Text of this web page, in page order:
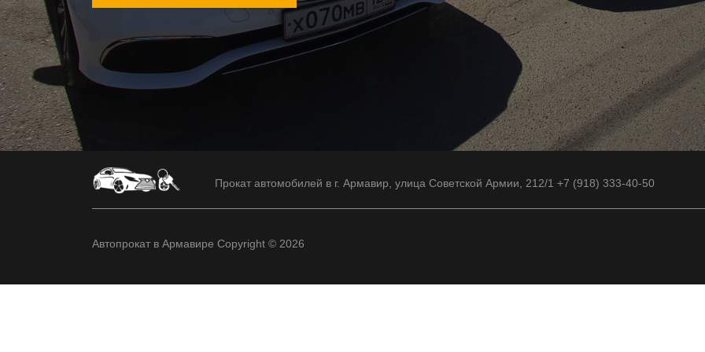
Прокат автомобилей в г. Армавир, улица Советской Армии, 212/1 +7 (918) 333-40-50
Автопрокат в Армавире Copyright © 2026